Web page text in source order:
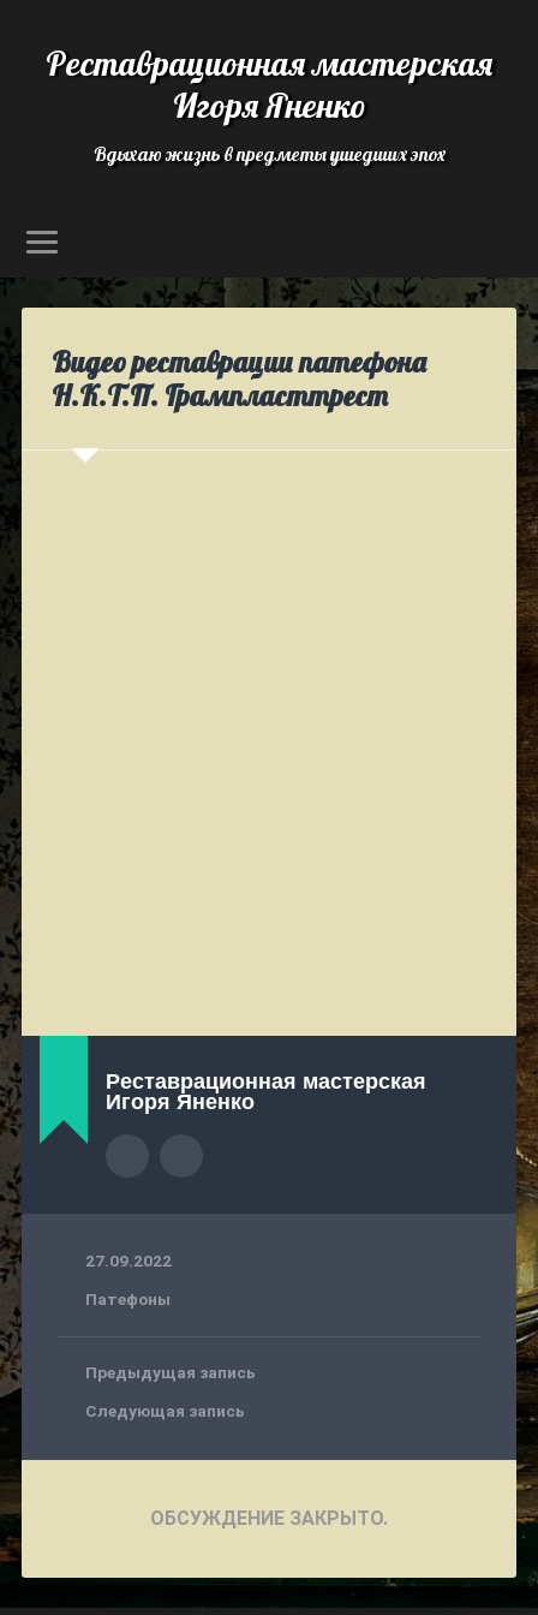
Реставрационная мастерская
Игоря Яненко
Вдыхаю жизнь в предметы ушедших эпох
Видео реставрации патефона
Н.К.Т.П. Грампласттрест
Реставрационная мастерская
Игоря Яненко
27.09.2022
Патефоны
Предыдущая запись
Следующая запись
ОБСУЖДЕНИЕ ЗАКРЫТО.